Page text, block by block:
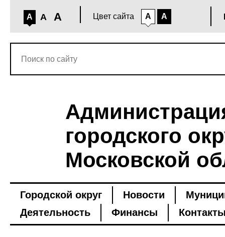
A A A Цвет сайта A A
городского
Московской
Городской округ Новости
Деятельность
Финансы